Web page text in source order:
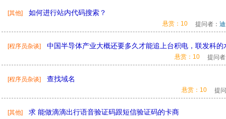
[其他] 如何进行站内代码搜索？
提问者：
悬赏：10
[程序员杂谈] 中国半导体产业大概还要多久才能追上台积电，联发科的
提问
悬赏：10
[程序员杂谈] 查找域名
提
悬赏：10
[其他] 求 能做滴滴出行语音验证码跟短信验证码的卡商